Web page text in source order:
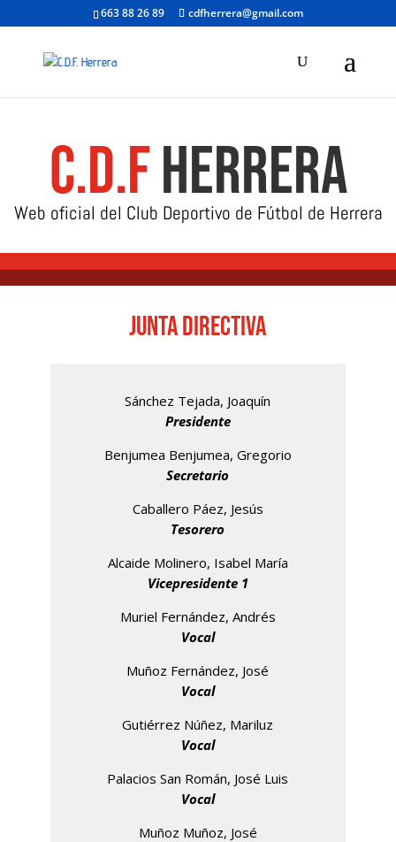
663 88 26 89 cdfherrera@gmail.com
C.D.FHERRERA
Web oficial del Club Deportivo de Fútbol de Herrera
JUNTA DIRECTIVA
Sánchez Tejada, Joaquín
Presidente
Benjumea Benjumea, Gregorio
Secretario
Caballero Páez, Jesús
Tesorero
Alcaide Molinero, Isabel María
Vicepresidente 1
Muriel Fernández, Andrés
Vocal
Muñoz Fernández, José
Vocal
Gutiérrez Núñez, Mariluz
Vocal
Palacios San Román, José Luis
Vocal
Muñoz Muñoz, José